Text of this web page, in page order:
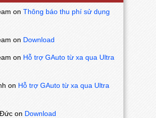
on Thông báo thu phí sử dụng
on Download
on Hỗ trợ GAuto từ xa qua Ultra
on Hỗ trợ GAuto từ xa qua Ultra
on Download